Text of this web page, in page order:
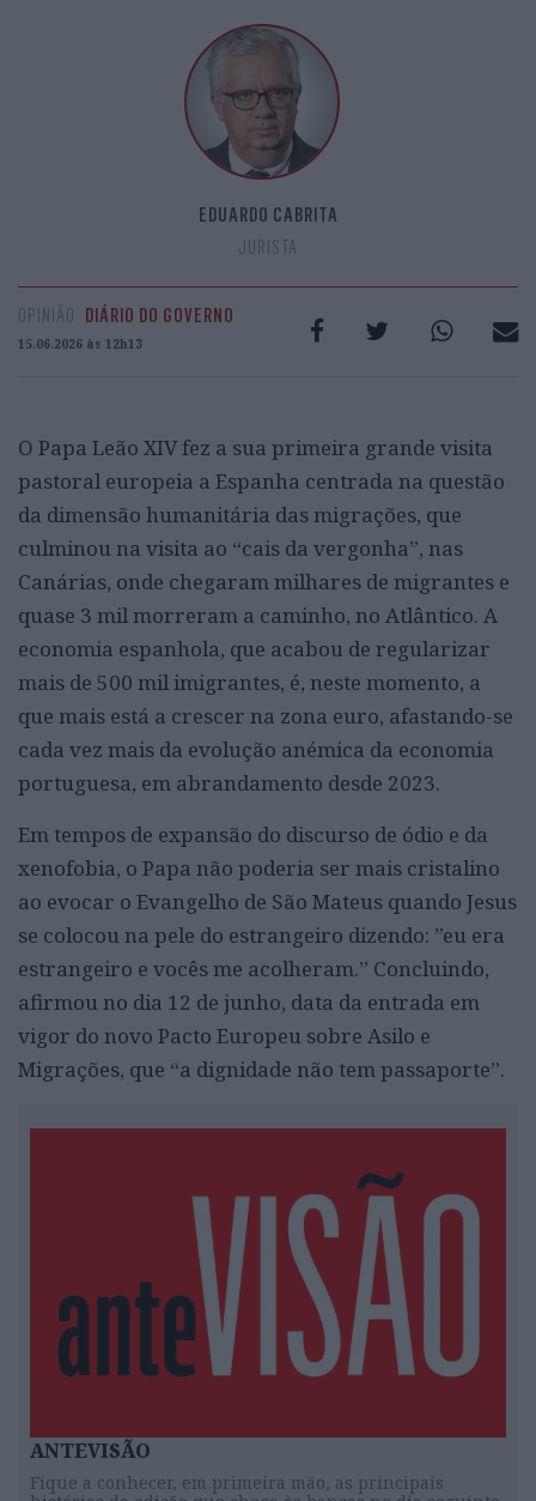
EDUARDO CABRITA
JURISTA
OPINIÃO DIÁRIO DO GOVERNO
15.06.2026 às 12h13
O Papa Leão XIV fez a sua primeira grande visita
pastoral europeia a Espanha centrada na questão
da dimensão humanitária das migrações, que
culminou na visita ao “cais da vergonha”, nas
Canárias, onde chegaram milhares de migrantes e
quase 3 mil morreram a caminho, no Atlântico. A
economia espanhola, que acabou de regularizar
mais de 500 mil imigrantes, é, neste momento, a
que mais está a crescer na zona euro, afastando-se
cada vez mais da evolução anémica da economia
portuguesa, em abrandamento desde 2023.
Em tempos de expansão do discurso de ódio e da
xenofobia, o Papa não poderia ser mais cristalino
ao evocar o Evangelho de São Mateus quando Jesus
se colocou na pele do estrangeiro dizendo: ”eu era
estrangeiro e vocês me acolheram.” Concluindo,
afirmou no dia 12 de junho, data da entrada em
vigor do novo Pacto Europeu sobre Asilo e
Migrações, que “a dignidade não tem passaporte”.
ANTEVISÃO
Fique a conhecer, em primeira mão, as principais